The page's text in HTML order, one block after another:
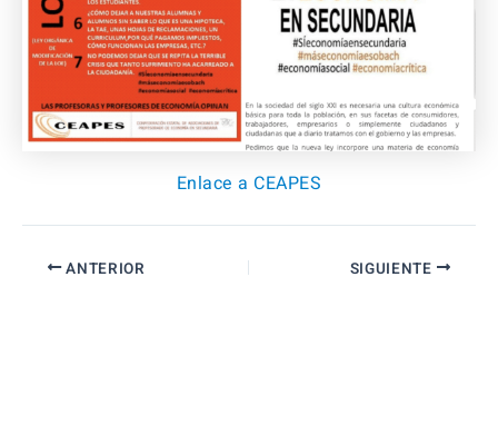
Enlace a CEAPES
ANTERIOR SIGUIENTE